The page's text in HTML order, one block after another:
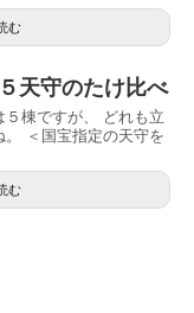
む
天守のたけ比べ
棟ですが、 どれも立
＜国宝指定の天守を
む